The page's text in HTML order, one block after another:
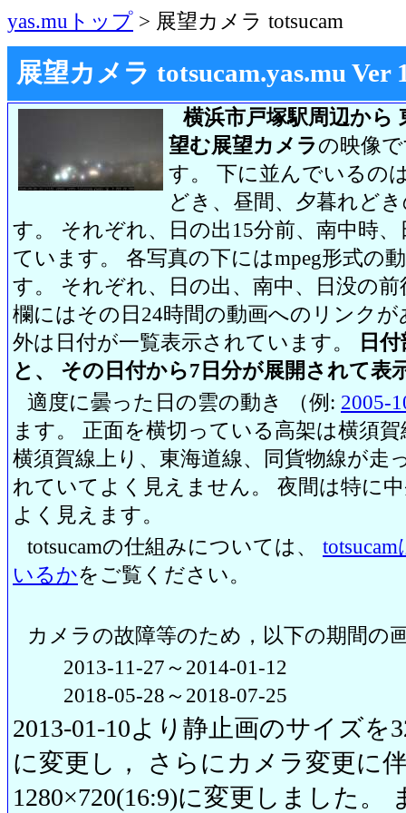
yas.muトップ > 展望カメラ totsucam
展望カメラ totsucam.yas.mu Ver
横浜市戸塚駅周辺から
望む展望カメラの映像
す。 下に並んでいるの
どき、昼間、夕暮れど
す。 それぞれ、日の出15分前、南中時
ています。 各写真の下にはmpeg形式の
す。 それぞれ、日の出、南中、日没の
欄にはその日24時間の動画へのリンク
外は日付が一覧表示されています。
日
と、 その日付から7日分が展開されて表
適度に曇った日の雲の動き （例: 2005-
ます。 正面を横切っている高架は横須
横須賀線上り、東海道線、同貨物線が走
れていてよく見えません。 夜間は特に
よく見えます。
totsucamの仕組みについては、
いるかをご覧ください。
カメラの故障等のため，以下の期間の
2013-11-27～2014-01-12
2018-05-28～2018-07-25
2013-01-10より静止画のサイズを
に変更し， さらにカメラ変更に
1280×720(16:9)に変更しました。